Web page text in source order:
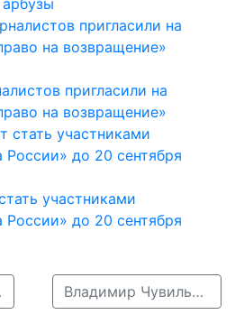
пригласили на
на возвращение»
участниками
до 20 сентября
работы Владимир Чувильдеев: У Виктора Сдобнякова есть большой опыт сложной организационной работы →